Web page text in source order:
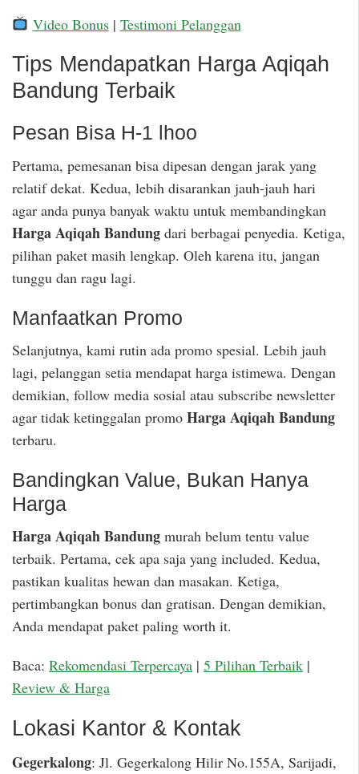
Video Bonus| Testimoni Pelanggan
Tips Mendapatkan Harga Aqiqah
Bandung Terbaik
Pesan Bisa H-1 lhoo
Pertama, pemesanan bisa dipesan dengan jarak yang
relatif dekat. Kedua, lebih disarankan jauh-jauh hari
agar anda punya banyak waktu untuk membandingkan
Harga Aqiqah Bandung dari berbagai penyedia. Ketiga,
pilihan paket masih lengkap. Oleh karena itu, jangan
tunggu dan ragu lagi.
Manfaatkan Promo
Selanjutnya, kami rutin ada promo spesial. Lebih jauh
lagi, pelanggan setia mendapat harga istimewa. Dengan
demikian, follow media sosial atau subscribe newsletter
agar tidak ketinggalan promo Harga Aqiqah Bandung
terbaru.
Bandingkan Value, Bukan Hanya
Harga
Harga Aqiqah Bandung murah belum tentu value
terbaik. Pertama, cek apa saja yang included. Kedua,
pastikan kualitas hewan dan masakan. Ketiga,
pertimbangkan bonus dan gratisan. Dengan demikian,
Anda mendapat paket paling worth it.
Baca: Rekomendasi Terpercaya | 5 Pilihan Terbaik |
Review & Harga
Lokasi Kantor & Kontak
Gegerkalong: Jl. Gegerkalong Hilir No.155A, Sarijadi,